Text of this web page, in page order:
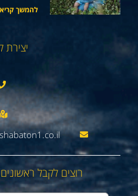
להמשך
יצירת
רוצים לקבל